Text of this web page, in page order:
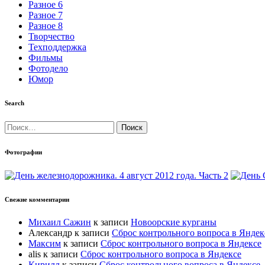
Разное 6
Разное 7
Разное 8
Творчество
Техподдержка
Фильмы
Фотодело
Юмор
Search
Найти:
Фотографии
Свежие комментарии
Михаил Сажин к записи Новоорские курганы
Александр к записи Сброс контрольного вопроса в
Максим к записи Сброс контрольного вопроса в Яндексе
alis к записи Сброс контрольного вопроса в Яндексе